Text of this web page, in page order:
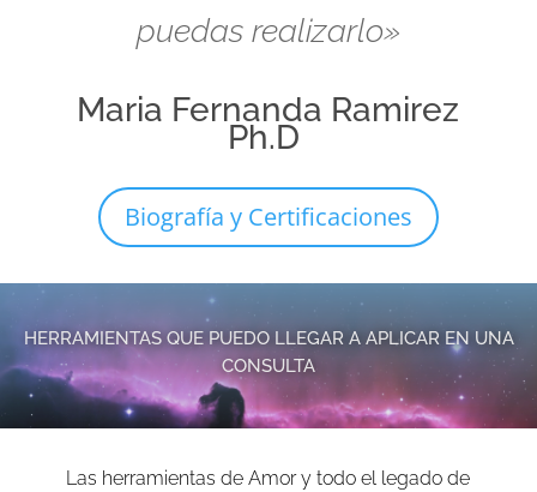
puedas realizarlo»
Maria Fernanda Ramirez
Ph.D
Biografía y Certificaciones
HERRAMIENTAS QUE PUEDO LLEGAR A APLICAR EN UNA
CONSULTA
Las herramientas de Amor y todo el legado de